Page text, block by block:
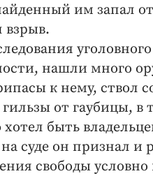
им запал
взрыв.
нашли много
к нему, ствол
гильзы от гаубицы,
хотел быть
суде он признал и
свободы